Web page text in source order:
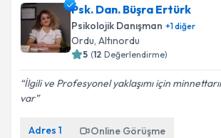
Psk. Dan. Büşra Ertürk
Psikolojik Danışman +1diğer
Ordu, Altınordu
5 (12 Değerlendirme)
İlgili ve Profesyonel yaklaşımı için
var
Adres 1 Online Görüşme